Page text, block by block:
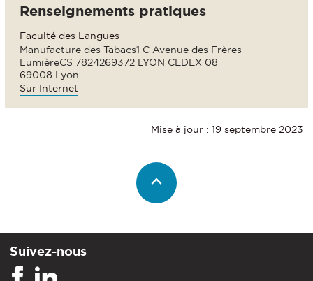
Renseignements pratiques
Faculté des Langues
Manufacture des Tabacs1 C Avenue des Frères
LumièreCS 7824269372 LYON CEDEX 08
69008 Lyon
Sur Internet
Mise à jour : 19 septembre 2023
Suivez-nous